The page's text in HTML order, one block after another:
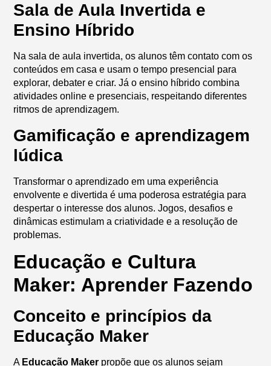
Sala de Aula Invertida e
Ensino Híbrido
Na sala de aula invertida, os alunos têm contato com os
conteúdos em casa e usam o tempo presencial para
explorar, debater e criar. Já o ensino híbrido combina
atividades online e presenciais, respeitando diferentes
ritmos de aprendizagem.
Gamificação e aprendizagem
lúdica
Transformar o aprendizado em uma experiência
envolvente e divertida é uma poderosa estratégia para
despertar o interesse dos alunos. Jogos, desafios e
dinâmicas estimulam a criatividade e a resolução de
problemas.
Educação e Cultura
Maker: Aprender Fazendo
Conceito e princípios da
Educação Maker
A Educação Maker propõe que os alunos sejam